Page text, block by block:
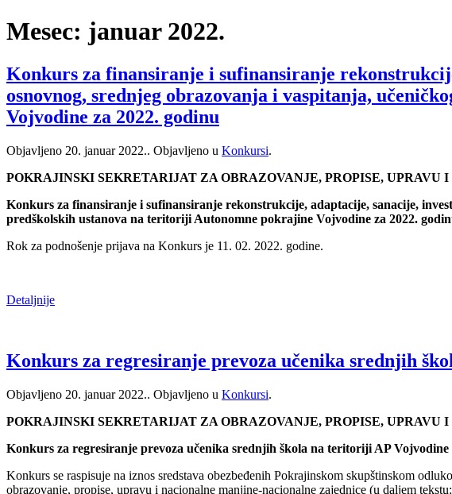
Mesec: januar 2022.
Konkurs za finansiranje i sufinansiranje
osnovnog, srednjeg obrazovanja i vaspitanja,
Vojvodine za 2022. godinu
Objavljeno 20. januar 2022.. Objavljeno u Konkursi.
POKRAJINSKI SEKRETARIJAT ZA OBRAZOVANJE, PROPISE,
Konkurs za finansiranje i sufinansiranje rekonstrukcije, adaptacije, sanacije,
predškolskih ustanova na teritoriji Autonomne pokrajine Vojvodine za 2022.
Rok za podnošenje prijava na Konkurs je 11. 02. 2022. godine.
Detaljnije
Konkurs za regresiranje prevoza učenika srednjih
Objavljeno 20. januar 2022.. Objavljeno u Konkursi.
POKRAJINSKI SEKRETARIJAT ZA OBRAZOVANJE, PROPISE,
Konkurs za regresiranje prevoza učenika srednjih škola na teritoriji AP Vojvodine
Konkurs se raspisuje na iznos sredstava obezbeđenih Pokrajinskom skupštinskom
obrazovanje, propise, upravu i nacionalne manjine-nacionalne zajednice (u daljem